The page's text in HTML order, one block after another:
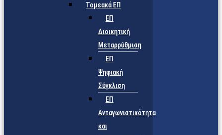
Τομεακά ΕΠ
ΕΠ
Διοικητική
Μεταρρύθμιση
ΕΠ
Ψηφιακή
Σύγκλιση
ΕΠ
Ανταγωνιστικότητα
και